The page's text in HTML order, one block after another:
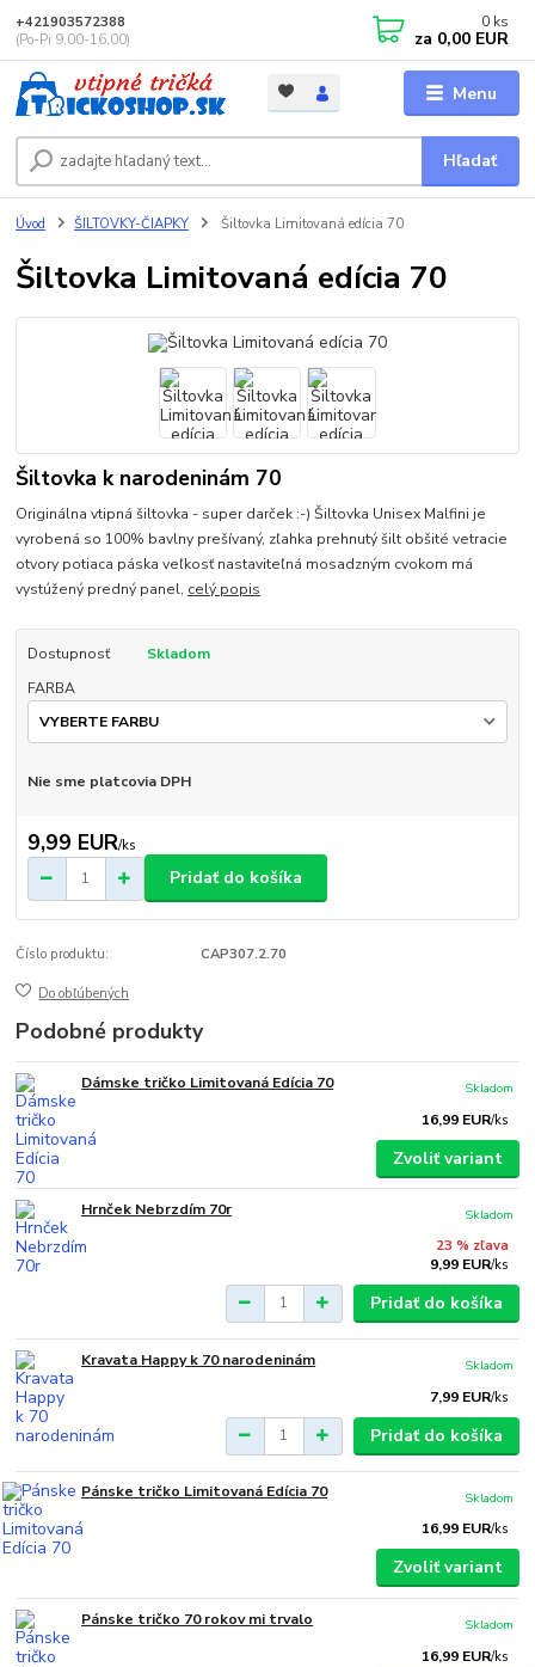
Menu
Hľadať
+421903572388
(Po-Pi 9,00-16,00)
0 ks
za 0,00 EUR
Úvod ŠILTOVKY-ČIAPKY Šiltovka Limitovaná edícia 70
Šiltovka Limitovaná edícia 70
Šiltovka k narodeninám 70
Originálna vtipná šiltovka - super darček :-) Šiltovka Unisex Malfini je
vyrobená so 100% bavlny prešívaný, zľahka prehnutý šilt obšité vetracie
otvory potiaca páska veľkosť nastaviteľná mosadzným cvokom má
vystúžený predný panel, celý popis
Dostupnosť
Skladom
FARBA
Nie sme platcovia DPH
9,99 EUR/ks
Pridať do košíka
Číslo produktu: CAP307.2.70
Do obľúbených
Podobné produkty
Dámske tričko Limitovaná Edícia 70
16,99 EUR/ks
Skladom
Zvoliť variant
Hrnček Nebrzdím 70r
23 % zľava
9,99 EUR/ks
Skladom
Pridať do košíka
Kravata Happy k 70 narodeninám
7,99 EUR/ks
Skladom
Pridať do košíka
Pánske tričko Limitovaná Edícia 70
16,99 EUR/ks
Skladom
Zvoliť variant
Pánske tričko 70 rokov mi trvalo
16,99 EUR/ks
Skladom